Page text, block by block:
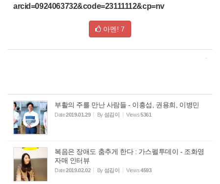
arcid=0924063732&code=23111112&cp=nv
아멘! 7
부활의 주를 만난 사람들 - 이흥섭, 권용희, 이병민
Date2019.01.29 By섬김이 Views5361
복음은 장애도 춤추게 한다 : 가스펠투데이 - 조화영
자매 인터뷰
Date2019.02.02 By섬김이 Views4593